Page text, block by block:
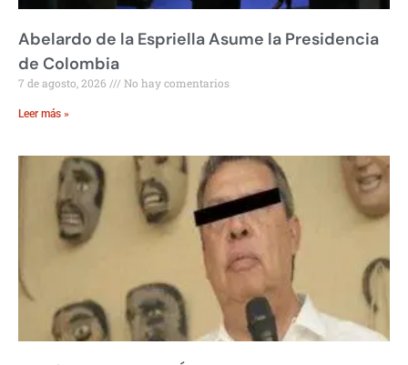
Abelardo de la Espriella Asume la Presidencia
de Colombia
7 de agosto, 2026 No hay comentarios
Leer más »